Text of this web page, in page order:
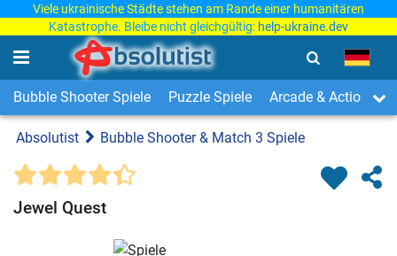
Viele ukrainische Städte stehen am Rande einer humanitären
Katastrophe. Bleibe nicht gleichgültig: help-ukraine.dev
Bubble Shooter Spiele Puzzle Spiele Arcade & Action
Absolutist Bubble Shooter & Match 3 Spiele
Jewel Quest